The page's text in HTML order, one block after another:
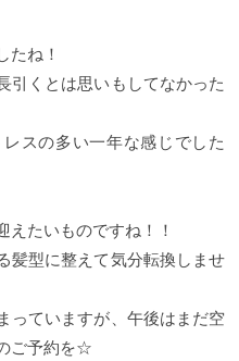
たね！
引くとは思いもしてなかった
スの多い一年な感じでした
えたいものですね！！
髪型に整えて気分転換しませ
っていますが、午後はまだ空
ご予約を☆